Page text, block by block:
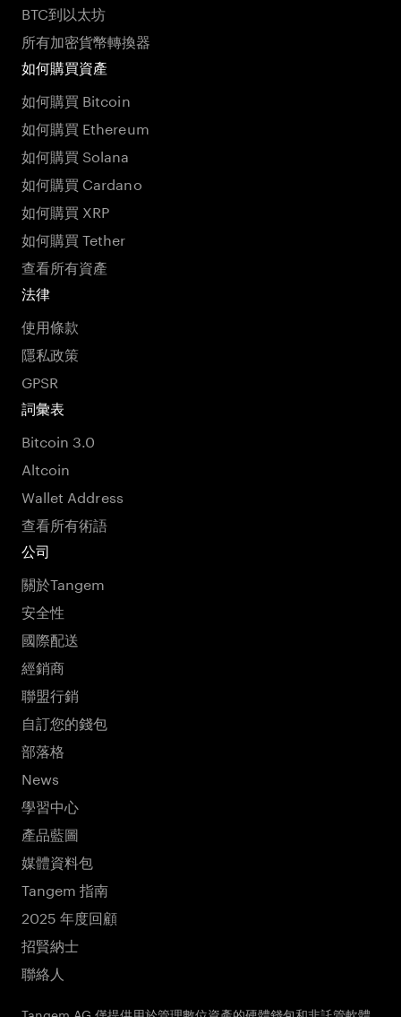
BTC到以太坊
所有加密貨幣轉換器
如何購買資產
如何購買 Bitcoin
如何購買 Ethereum
如何購買 Solana
如何購買 Cardano
如何購買 XRP
如何購買 Tether
查看所有資產
法律
使用條款
隱私政策
GPSR
詞彙表
Bitcoin 3.0
Altcoin
Wallet Address
查看所有術語
公司
關於Tangem
安全性
國際配送
經銷商
聯盟行銷
自訂您的錢包
部落格
News
學習中心
產品藍圖
媒體資料包
Tangem 指南
2025 年度回顧
招賢納士
聯絡人